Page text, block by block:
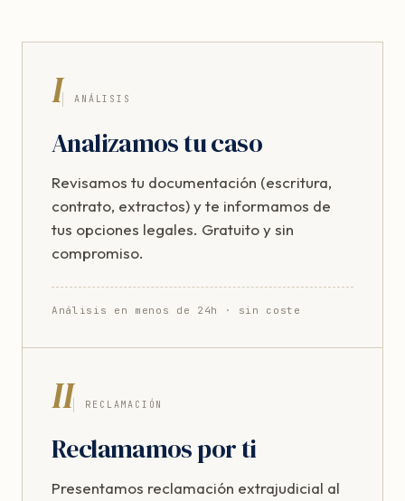
I ANÁLISIS
Analizamos tu caso
Revisamos tu documentación (escritura,
contrato, extractos) y te informamos de
tus opciones legales. Gratuito y sin
compromiso.
Análisis en menos de 24h · sin coste
II RECLAMACIÓN
Reclamamos por ti
Presentamos reclamación extrajudicial al